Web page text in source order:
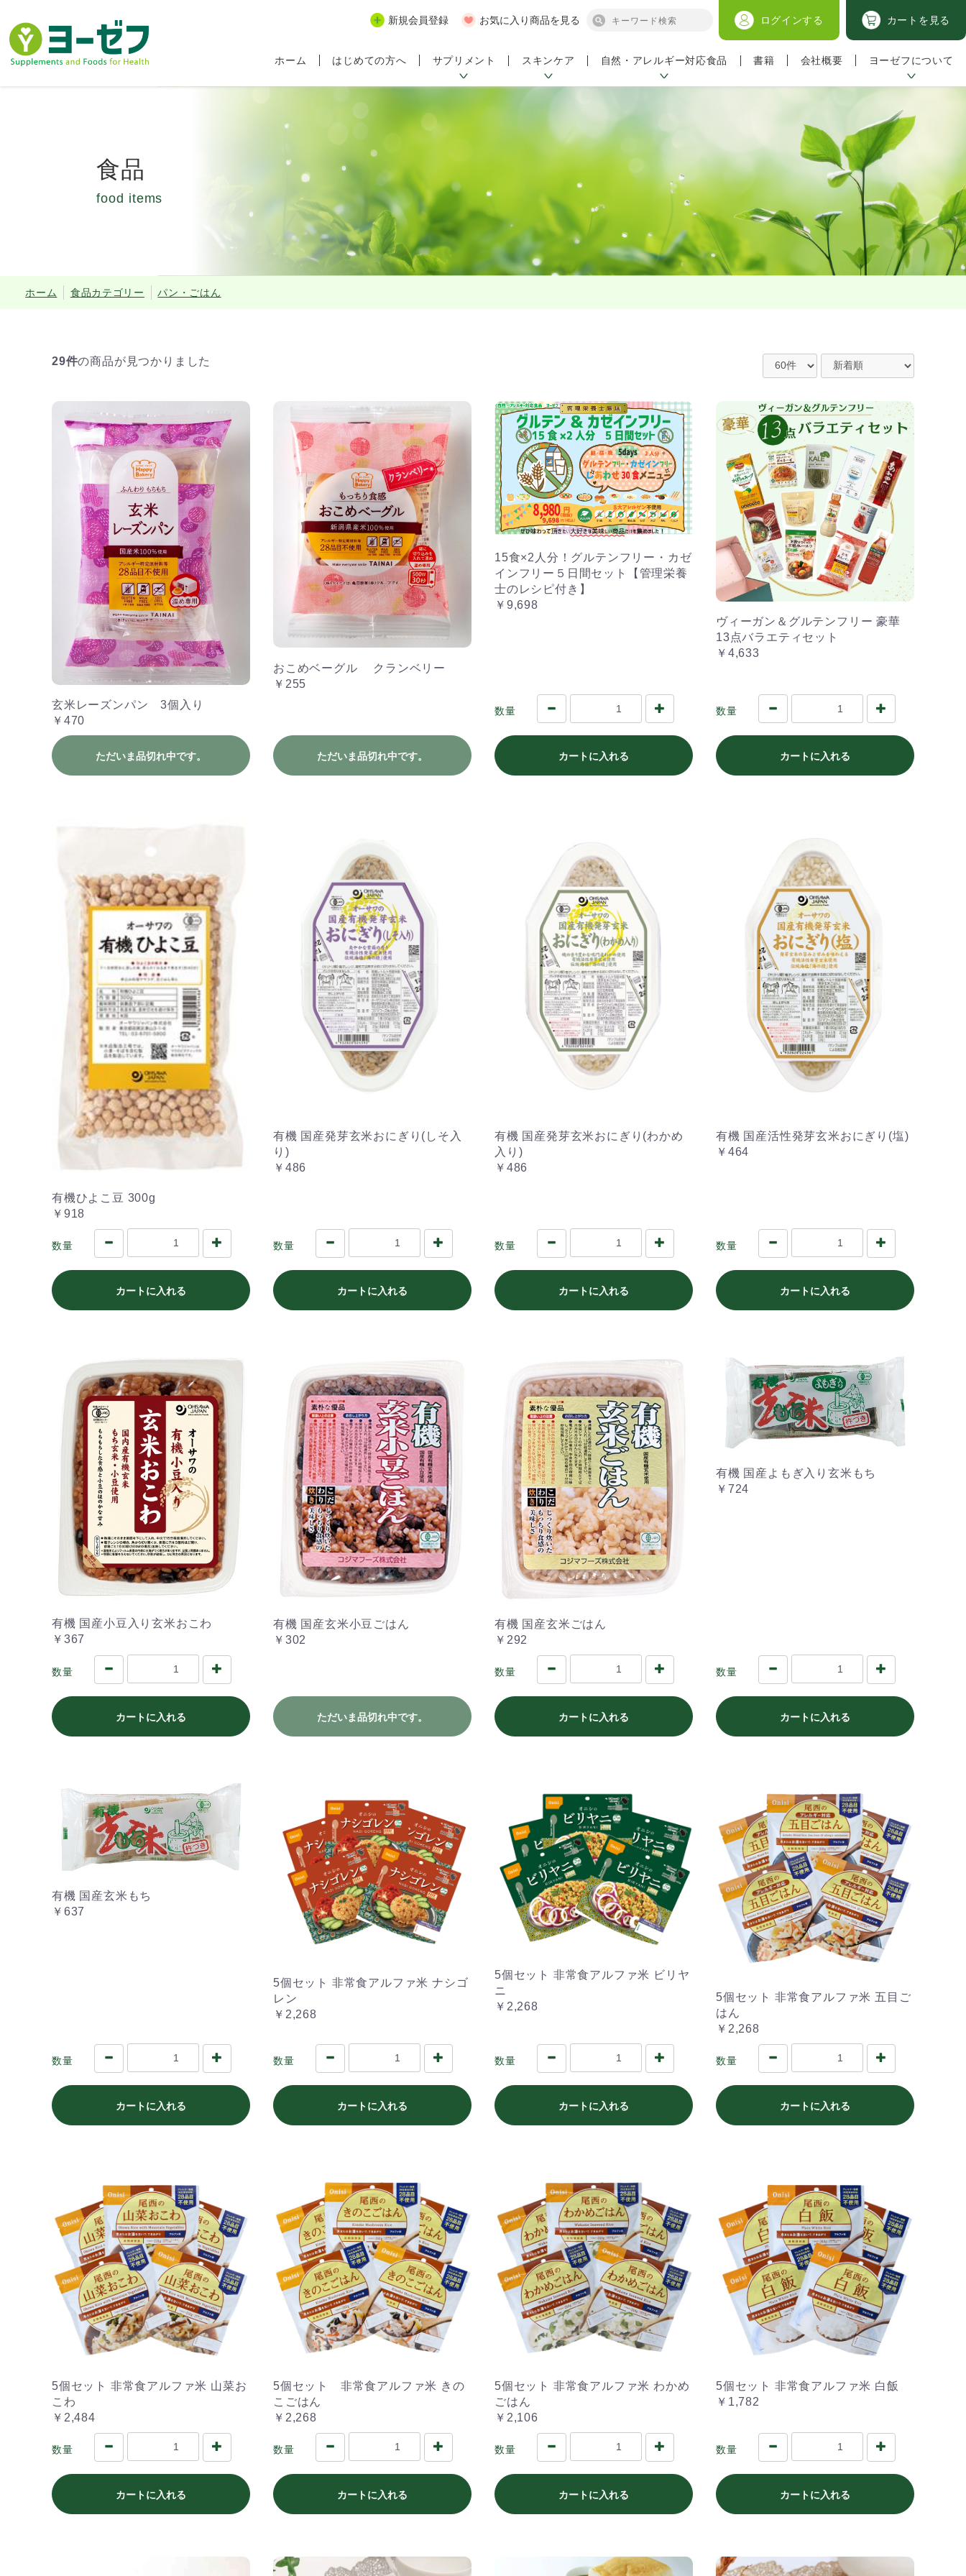
新規会員登録 お気に入り商品を見る ログインする カートを見る
ホーム はじめての方へ サプリメント スキンケア 自然・アレルギー対応食品 書籍 会社概要 ヨーゼフについて
食品
food items
ホーム 食品カテゴリー パン・ごはん
29件の商品が見つかりました
玄米レーズンパン 3個入り
￥470
ただいま品切れ中です。
おこめベーグル クランベリー
￥255
ただいま品切れ中です。
15食×2人分！グルテンフリー・カゼ
インフリー５日間セット【管理栄養
士のレシピ付き】
￥9,698
数量
カートに入れる
ヴィーガン＆グルテンフリー 豪華
13点バラエティセット
￥4,633
数量
カートに入れる
有機ひよこ豆 300g
￥918
数量
カートに入れる
有機 国産発芽玄米おにぎり(しそ入
り)
￥486
数量
カートに入れる
有機 国産発芽玄米おにぎり(わかめ
入り)
￥486
数量
カートに入れる
有機 国産活性発芽玄米おにぎり(塩)
￥464
数量
カートに入れる
有機 国産小豆入り玄米おこわ
￥367
数量
カートに入れる
有機 国産玄米小豆ごはん
￥302
ただいま品切れ中です。
有機 国産玄米ごはん
￥292
数量
カートに入れる
有機 国産よもぎ入り玄米もち
￥724
数量
カートに入れる
有機 国産玄米もち
￥637
数量
カートに入れる
5個セット 非常食アルファ米 ナシゴ
レン
￥2,268
数量
カートに入れる
5個セット 非常食アルファ米 ビリヤ
ニ
￥2,268
数量
カートに入れる
5個セット 非常食アルファ米 五目ご
はん
￥2,268
数量
カートに入れる
5個セット 非常食アルファ米 山菜お
こわ
￥2,484
数量
カートに入れる
5個セット 非常食アルファ米 きの
こごはん
￥2,268
数量
カートに入れる
5個セット 非常食アルファ米 わかめ
ごはん
￥2,106
数量
カートに入れる
5個セット 非常食アルファ米 白飯
￥1,782
数量
カートに入れる